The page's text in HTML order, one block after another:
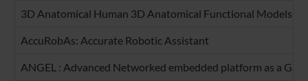
3D Anatomical Human 3D Anatomical Functional Models
AccuRobAs: Accurate Robotic Assistant
ANGEL : Advanced Networked embedded platform as a